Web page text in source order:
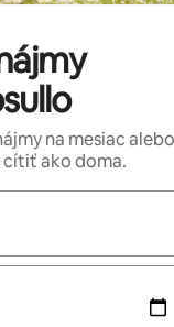
na mesiac alebo
cítiť ako doma.
môžete si ich